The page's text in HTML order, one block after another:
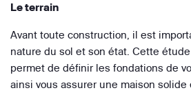
Le terrain
Avant toute construction, il est
nature du sol et son état. Cette
permet de définir les fondations de
ainsi vous assurer une maison solide